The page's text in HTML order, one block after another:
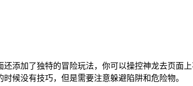
添加了独特的冒险玩法，你可以操控神龙去页面
候没有技巧，但是需要注意躲避陷阱和危险物。